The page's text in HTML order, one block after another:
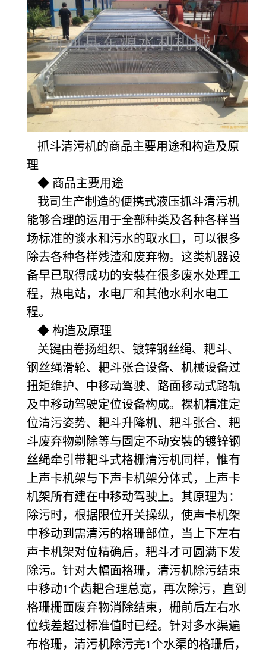
抓斗清污机的商品主要用途和构造及原
理
◆ 商品主要用途
我司生产制造的便携式液压抓斗清污机
能够合理的运用于全部种类及各种各样当
场标准的谈水和污水的取水口，可以很多
除去各种各样残渣和废弃物。这类机器设
备早已取得成功的安裝在很多废水处理工
程，热电站，水电厂和其他水利水电工
程。
◆ 构造及原理
关键由卷扬组织、镀锌钢丝绳、耙斗、
钢丝绳滑轮、耙斗张合设备、机械设备过
扭矩维护、中移动驾驶、路面移动式路轨
及中移动驾驶定位设备构成。裸机精准定
位清污姿势、耙斗升降机、耙斗张合、耙
斗废弃物剃除等与固定不动安裝的镀锌钢
丝绳牵引带耙斗式格栅清污机同样，惟有
上声卡机架与下声卡机架分体式，上声卡
机架所有建在中移动驾驶上。其原理为：
除污时，根据限位开关操纵，使声卡机架
中移动到需清污的格珊部位，当上下左右
声卡机架对位精确后，耙斗才可圆满下发
除污。针对大幅面格珊，清污机除污结束
中移动1个齿耙合理总宽，再次除污，直到
格珊栅面废弃物消除结束，栅前后左右水
位线差超过标准值时已经。针对多水渠遍
布格珊，清污机除污完1个水渠的格珊后，